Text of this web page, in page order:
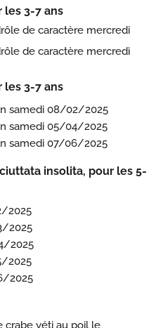
les 3-7 ans
de caractère mercredi
de caractère mercredi
les 3-7 ans
samedi 08/02/2025
samedi 05/04/2025
samedi 07/06/2025
insolita, pour les 5-
2025
2025
2025
2025
2025
crabe yéti au poil le